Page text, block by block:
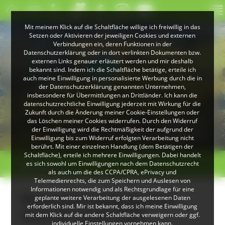
Schwarzwaldlandschaft
© Jürgen Gocke
Waldkauz
© VDN-Fotoportal/Petra Küster
Übersicht>
Neues Jahresprgrogramm
Haus der Natur 2025
Mit meinem Klick auf die Schaltfläche willige ich freiwillig in das
Setzen oder Aktivieren der jeweiligen Cookies und externen
Verbindungen ein, deren Funktionen in der
Datenschutzerklärung oder in dort verlinkten Dokumenten bzw.
externen Links genauer erläutert werden und mir deshalb
bekannt sind. Indem ich die Schaltfläche betätige, erteile ich
auch meine Einwilligung in personalisierte Werbung durch die in
der Datenschutzerklärung genannten Unternehmen,
insbesondere für Übermittlungen an Drittländer. Ich kann die
datenschutzrechtliche Einwilligung jederzeit mit Wirkung für die
Zukunft durch die Änderung meiner Cookie-Einstellungen oder
das Löschen meiner Cookies widerrufen. Durch den Widerruf
der Einwilligung wird die Rechtmäßigkeit der aufgrund der
Einwilligung bis zum Widerruf erfolgten Verarbeitung nicht
berührt. Mit einer einzelnen Handlung (dem Betätigen der
Schaltfläche), erteile ich mehrere Einwilligungen. Dabei handelt
es sich sowohl um Einwilligungen nach dem Datenschutzrecht
als auch um die des CCPA/CPRA, ePrivacy und
Telemedienrechts, die zum Speichern und Auslesen von
Informationen notwendig und als Rechtsgrundlage für eine
geplante weitere Verarbeitung der ausgelesenen Daten
erforderlich sind. Mir ist bekannt, dass ich meine Einwilligung
mit dem Klick auf die andere Schaltfläche verweigern oder ggf.
individuelle Einstellungen vornehmen kann.